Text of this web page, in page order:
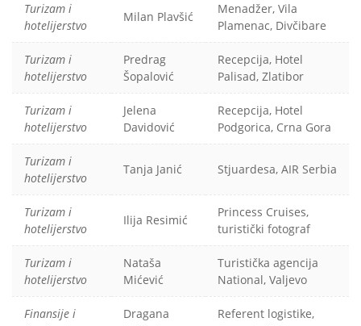
Turizam i
hotelijerstvo
Milan Plavšić
Menadžer, Vila
Plamenac, Divčibare
Turizam i
hotelijerstvo
Predrag
Šopalović
Recepcija, Hotel
Palisad, Zlatibor
Turizam i
hotelijerstvo
Jelena
Davidović
Recepcija, Hotel
Podgorica, Crna Gora
Turizam i
hotelijerstvo
Tanja Janić Stjuardesa, AIR Serbia
Turizam i
hotelijerstvo
Ilija Resimić
Princess Cruises,
turistički fotograf
Turizam i
hotelijerstvo
Nataša
Mićević
Turistička agencija
National, Valjevo
Finansije i
Dragana
Referent logistike,